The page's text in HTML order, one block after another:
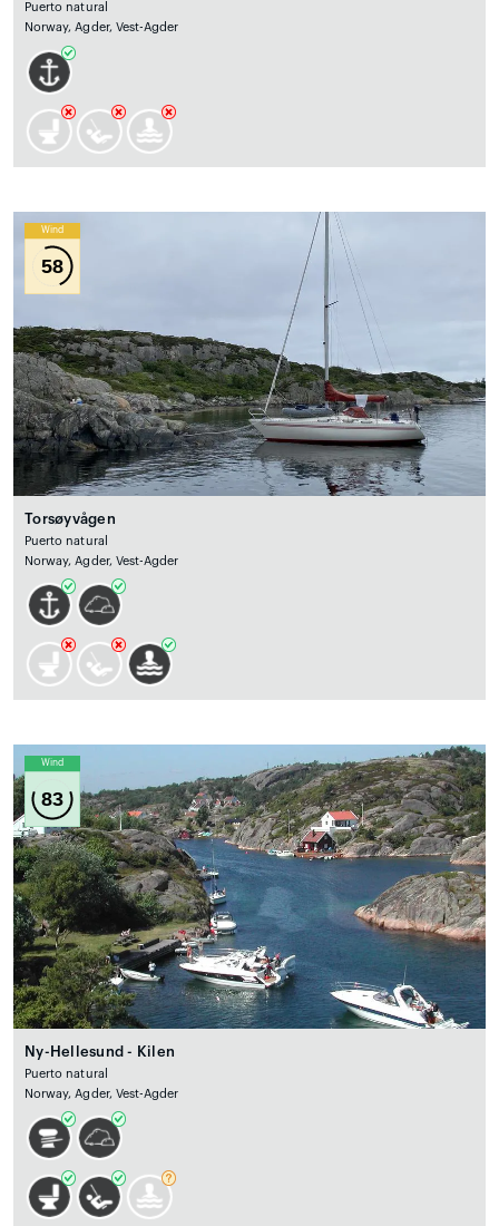
Puerto natural
Norway, Agder, Vest-Agder
Wind
58
Torsøyvågen
Puerto natural
Norway, Agder, Vest-Agder
Wind
83
Ny-Hellesund - Kilen
Puerto natural
Norway, Agder, Vest-Agder